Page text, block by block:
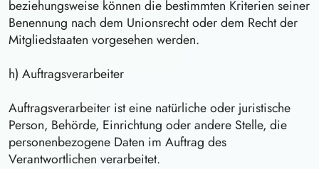
beziehungsweise können die bestimmten Kriterien seiner
Benennung nach dem Unionsrecht oder dem Recht der
Mitgliedstaaten vorgesehen werden.
h) Auftragsverarbeiter
Auftragsverarbeiter ist eine natürliche oder juristische
Person, Behörde, Einrichtung oder andere Stelle, die
personenbezogene Daten im Auftrag des
Verantwortlichen verarbeitet.